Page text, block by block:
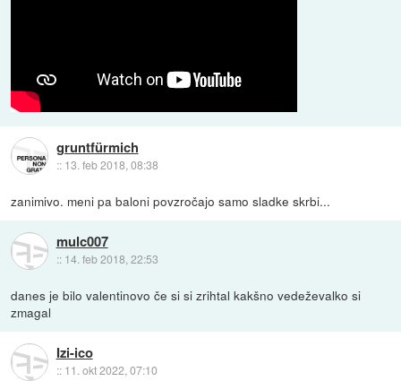
gruntfürmich
:: 13. feb 2018, 08:38
zanimivo. meni pa baloni povzročajo samo sladke skrbi...
mulc007
:: 14. feb 2018, 22:53
danes je bilo valentinovo če si si zrihtal kakšno vedeževalko si
zmagal
Izi-ico
:: 11. okt 2022, 07:10